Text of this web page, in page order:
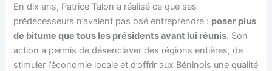
En dix ans, Patrice Talon a réalisé ce que ses
prédécesseurs n’avaient pas osé entreprendre : poser plus
de bitume que tous les présidents avant lui réunis. Son
action a permis de désenclaver des régions entières, de
stimuler l’économie locale et d’offrir aux Béninois une qualité